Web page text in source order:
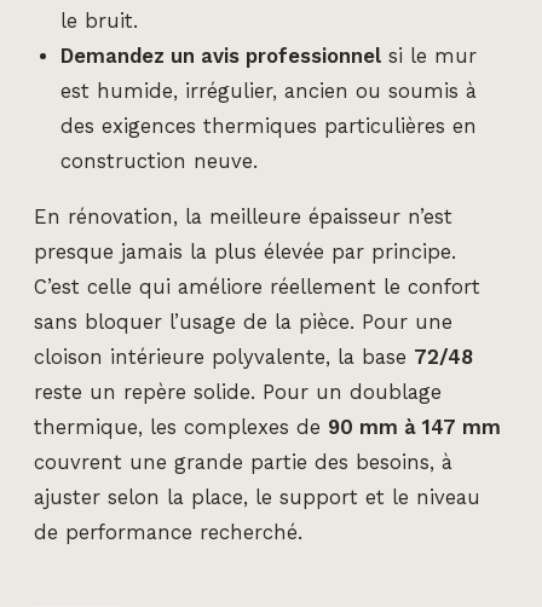
le bruit.
Demandez un avis professionnelsi le mur
est humide, irrégulier, ancien ou soumis à
des exigences thermiques particulières en
construction neuve.
En rénovation, la meilleure épaisseur n’est
presque jamais la plus élevée par principe.
C’est celle qui améliore réellement le confort
sans bloquer l’usage de la pièce. Pour une
cloison intérieure polyvalente, la base 72/48
reste un repère solide. Pour un doublage
thermique, les complexes de 90 mm à 147 mm
couvrent une grande partie des besoins, à
ajuster selon la place, le support et le niveau
de performance recherché.